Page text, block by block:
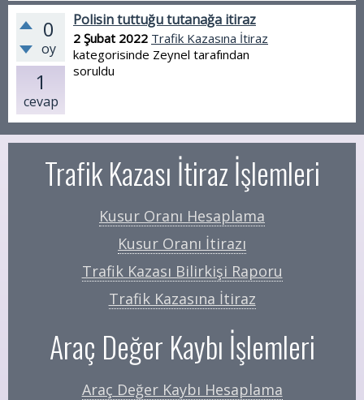
0
oy
1
cevap
Polisin tuttuğu tutanağa itiraz
2 Şubat 2022 Trafik Kazasına İtiraz
kategorisinde Zeynel tarafından
soruldu
Trafik Kazası İtiraz İşlemleri
Kusur Oranı Hesaplama
Kusur Oranı İtirazı
Trafik Kazası Bilirkişi Raporu
Trafik Kazasına İtiraz
Araç Değer Kaybı İşlemleri
Araç Değer Kaybı Hesaplama